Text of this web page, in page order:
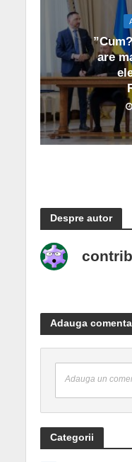
are
Despre autor
Adauga
Adauga un
Categorii